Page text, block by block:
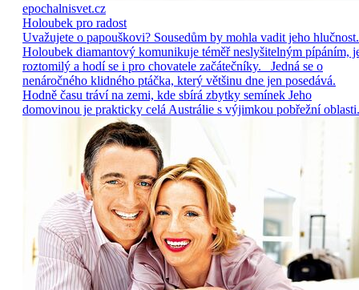
epochalnisvet.cz
Holoubek pro radost
Uvažujete o papouškovi? Sousedům by mohla vadit jeho hlučnost.
Holoubek diamantový komunikuje téměř neslyšitelným pípáním,
roztomilý a hodí se i pro chovatele začátečníky. Jedná se o
nenáročného klidného ptáčka, který většinu dne jen posedává.
Hodně času tráví na zemi, kde sbírá zbytky semínek Jeho
domovinou je prakticky celá Austrálie s výjimkou pobřežní oblasti.